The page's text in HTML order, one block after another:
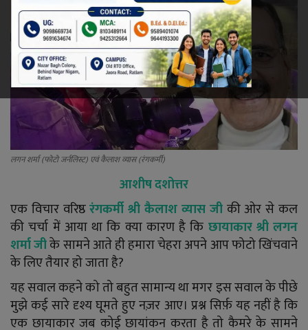
रेलवे
खेल
ज्योतिष
कला-साहित्य
धर्म-संस्कृति
करियर
YouTube
लगन शर्मा (फोटो जर्नलिस्ट) एवं कैलाश व्यास (रंगकर्मी)
आशीष दशोत्तर
एक विचार वरिष्ठरंगकर्मी श्री कैलाश व्यास जीकी ओर से कल
की चर्चा में आया था कि क्या कारण है कि छायाकार श्री लगन
शर्मा जीके सामने आते ही हमारा चेहरा अपने आप फोटो खिंचवाने
के लिए तैयार हो जाता है?
यह सवाल कहने को तो बहुत सामान्य था मगर इस सवाल के पीछे
मुझे कई सारे दृश्य घूमते हुए नज़र आए। प्रश्न सिर्फ़ यह नहीं है कि
एक छायाकार जब कोई छायांकन करता है तो कैमरे के सामने